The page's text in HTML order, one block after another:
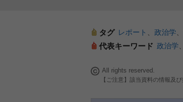
タグ レポート 政治学
代表キーワード 政治学
All rights reserved.
【ご注意】該当資料の情報及